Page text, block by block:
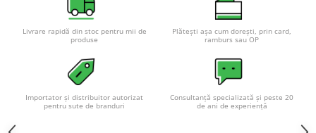
Statii de incarcare vehicule
electrice
Statii de incarcare
Cabluri de incarcare vehicule
Prize de incarcare vehicule
Livrare rapidă din stoc pentru mii de
produse
Plătești așa cum dorești, prin card,
ramburs sau OP
Importator și distribuitor autorizat
pentru sute de branduri
Consultanță specializată și peste 20
de ani de experiență